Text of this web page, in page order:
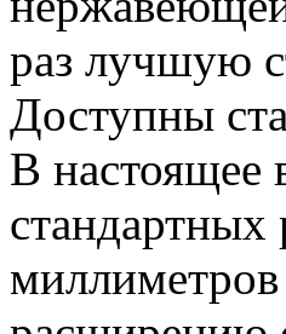
раз лучшую
Доступны
В настоящее
миллиметров